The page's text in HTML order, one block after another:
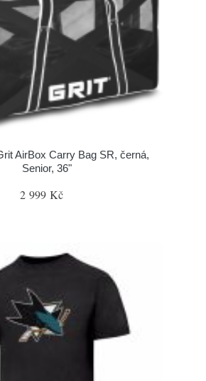
AirBox Carry Bag SR, černá,
Senior, 36"
2 999 Kč